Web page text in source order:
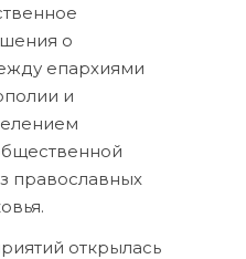
о
епархиями
и
православных
открылась